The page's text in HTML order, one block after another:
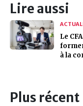
Lire aussi
Le
à la
Plus récent